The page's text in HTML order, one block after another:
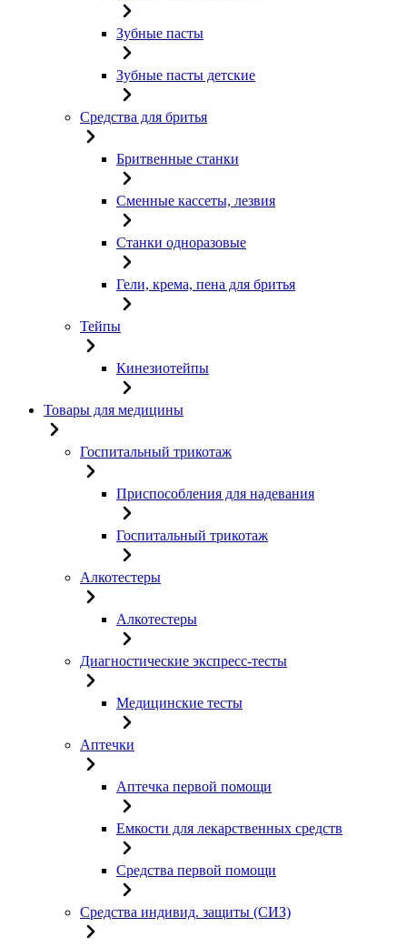
Зубные пасты
Зубные пасты детские
Средства для бритья
Бритвенные станки
Сменные кассеты, лезвия
Станки одноразовые
Гели, крема, пена для бритья
Тейпы
Кинезиотейпы
Товары для медицины
Госпитальный трикотаж
Приспособления для надевания
Госпитальный трикотаж
Алкотестеры
Алкотестеры
Диагностические экспресс-тесты
Медицинские тесты
Аптечки
Аптечка первой помощи
Емкости для лекарственных средств
Средства первой помощи
Средства индивид. защиты (СИЗ)